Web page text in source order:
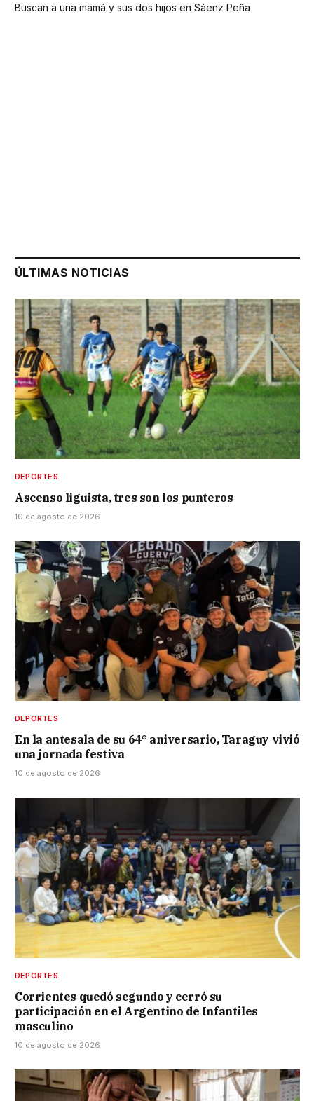
Buscan a una mamá y sus dos hijos en Sáenz Peña
ÚLTIMAS NOTICIAS
DEPORTES
Ascenso liguista, tres son los punteros
10 de agosto de 2026
DEPORTES
En la antesala de su 64° aniversario, Taraguy vivió
una jornada festiva
10 de agosto de 2026
DEPORTES
Corrientes quedó segundo y cerró su
participación en el Argentino de Infantiles
masculino
10 de agosto de 2026